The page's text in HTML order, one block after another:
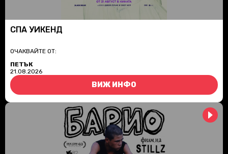
СПА УИКЕНД
ОЧАКВАЙТЕ ОТ:
ПЕТЪК
21.08.2026
ВИЖ ИНФО